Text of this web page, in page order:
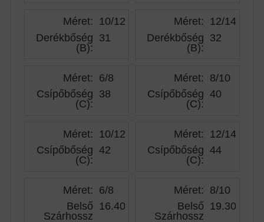
Méret: 10/12
Derékbőség
(B):
31
Méret: 12/14
Derékbőség
(B):
32
Méret: 6/8
Csípőbőség
(C):
38
Méret: 8/10
Csípőbőség
(C):
40
Méret: 10/12
Csípőbőség
(C):
42
Méret: 12/14
Csípőbőség
(C):
44
Méret: 6/8
Belső
Szárhossz
16.40
Méret: 8/10
Belső
Szárhossz
19.30